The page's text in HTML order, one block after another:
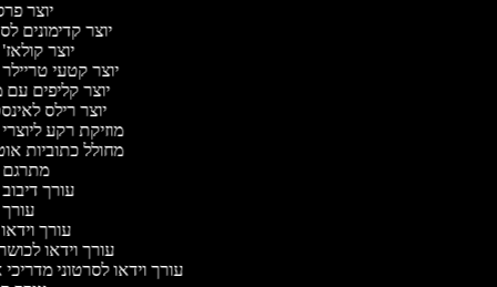
יוצר
יוצר קדימונים
יוצר
יוצר קטעי
יוצר קליפים
יוצר רילס
מוזיקת רקע
מחולל כתוביות
עורך
עורך
עורך וידאו
עורך וידאו לסרטוני